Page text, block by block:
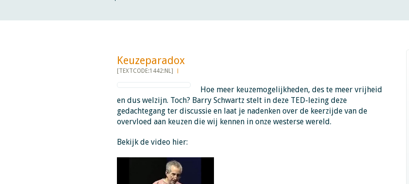
Keuzeparadox ​​​​​​
[TEXTCODE:1442:NL]
Hoe meer keuzemogelijkheden, des te meer vrijheid
en dus welzijn. Toch? Barry Schwartz stelt in deze TED-lezing deze
gedachtegang ter discussie en laat je nadenken over de keerzijde van de
overvloed aan keuzen die wij kennen in onze westerse wereld.
Bekijk de video hier: